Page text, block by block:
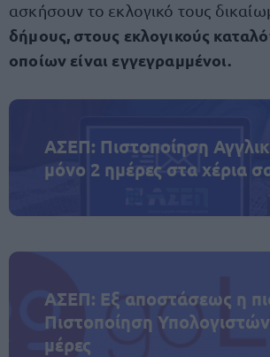
ασκήσουν το εκλογικό τους
δήμους, στους εκλογικούς
οποίων είναι εγγεγραμμένοι.
ΑΣΕΠ: Πιστοποίηση
μόνο 2 ημέρες στα χέρια
ΑΣΕΠ: Εξ αποστάσεως η
Πιστοποίηση
μέρες